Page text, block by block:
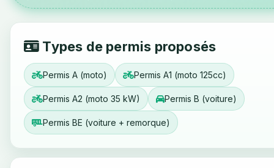
Types de permis proposés
Permis A (moto) Permis A1 (moto 125cc)
Permis A2 (moto 35 kW) Permis B (voiture)
Permis BE (voiture + remorque)